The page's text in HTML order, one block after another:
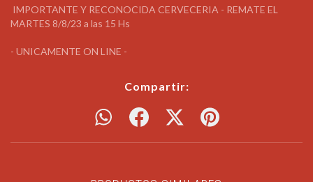
IMPORTANTE Y RECONOCIDA CERVECERIA - REMATE EL
MARTES 8/8/23 a las 15 Hs
- UNICAMENTE ON LINE -
Compartir: